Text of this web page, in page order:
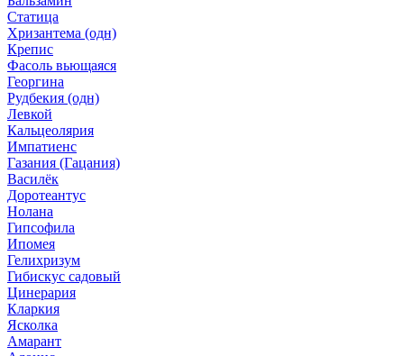
Статица
Хризантема (одн)
Крепис
Фасоль вьющаяся
Георгина
Рудбекия (одн)
Левкой
Кальцеолярия
Импатиенс
Газания (Гацания)
Василёк
Доротеантус
Нолана
Гипсофила
Ипомея
Гелихризум
Гибискус садовый
Цинерария
Кларкия
Ясколка
Амарант